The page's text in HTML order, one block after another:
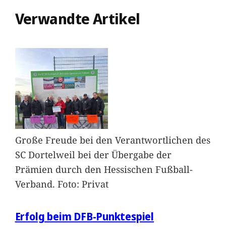
Verwandte Artikel
Große Freude bei den Verantwortlichen des
SC Dortelweil bei der Übergabe der
Prämien durch den Hessischen Fußball-
Verband. Foto: Privat
Erfolg beim DFB-Punktespiel